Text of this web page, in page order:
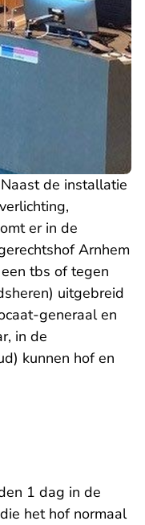
de installatie
er in de
Arnhem
tbs of tegen
uitgebreid
generaal en
in de
kunnen hof en
1 dag in de
het hof normaal